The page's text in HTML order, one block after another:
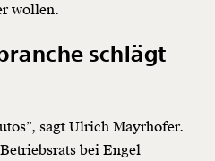
wollen.
schlägt
sagt Ulrich Mayrhofer.
bei Engel